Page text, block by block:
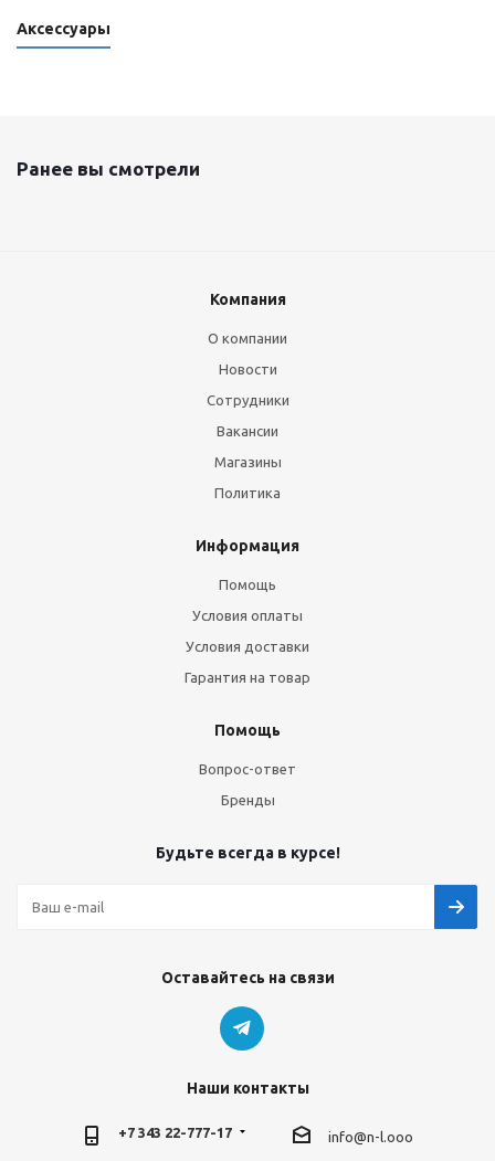
Аксессуары
Ранее вы смотрели
Компания
О компании
Новости
Сотрудники
Вакансии
Магазины
Политика
Информация
Помощь
Условия оплаты
Условия доставки
Гарантия на товар
Помощь
Вопрос-ответ
Бренды
Будьте всегда в курсе!
Оставайтесь на связи
Наши контакты
+7 343 22-777-17 info@n-l.ooo